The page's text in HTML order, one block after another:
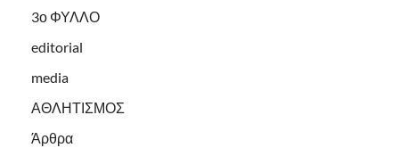
3ο ΦΥΛΛΟ
editorial
media
ΑΘΛΗΤΙΣΜΟΣ
Άρθρα